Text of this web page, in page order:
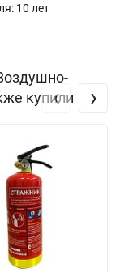
10 лет
купили
‹ ›